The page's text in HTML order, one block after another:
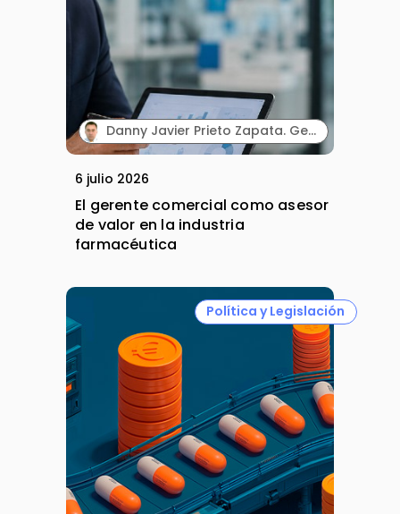
Danny Javier Prieto Zapata. Gerente regional de ventas. Fresenius Kabi Ecuador.
6 julio 2026
El gerente comercial como asesor
de valor en la industria
farmacéutica
Política y Legislación